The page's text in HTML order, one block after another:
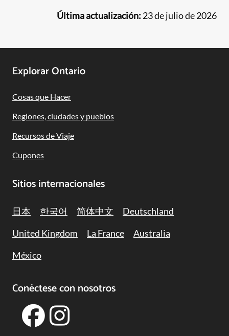
Última actualización: 23 de julio de 2026
Footer
Navigation
Explorar Ontario
Cosas que Hacer
Regiones, ciudades y pueblos
Recursos de Viaje
Cupones
Sitios internacionales
日本 한국어 简体中文
Deutschland
United Kingdom
La France
Australia
México
Conéctese con nosotros